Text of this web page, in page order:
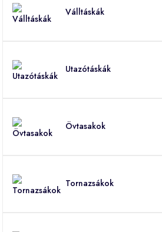
Válltáskák
Utazótáskák
Övtasakok
Tornazsákok